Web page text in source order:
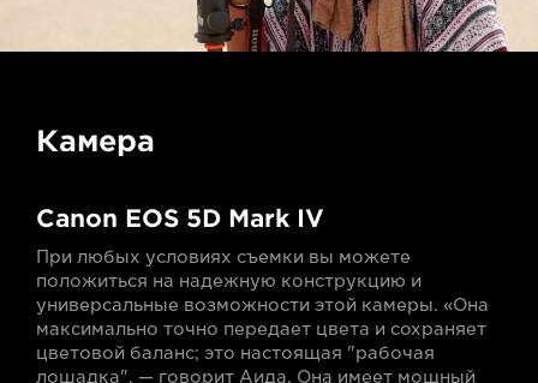
Камера
Canon EOS 5D Mark IV
При любых условиях съемки вы можете
положиться на надежную конструкцию и
универсальные возможности этой камеры. «Она
максимально точно передает цвета и сохраняет
цветовой баланс; это настоящая "рабочая
лошадка", — говорит Аида. Она имеет мощный